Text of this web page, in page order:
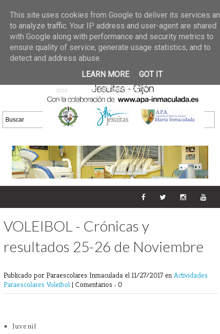
02 jun 2026
GALERIA DE FOTOS
30/05/2026
25 may 2026
GALERIA
DE FOTOS 23/05/2026
20 may
2026
GALERIA DE FOTOS
16/05/2026
DE FOTOS 09/05/2026
28 abr
2026
GALERIA DE FOTOS 25 Y
26/04/2026
VOLEIBOL - Crónicas y
resultados 25-26 de Noviembre
Publicado por Paraescolares Inmaculada el 11/27/2017 en Actividades
Paraescolares Voleibol | Comentarios : 0
Juvenil
This site uses cookies from Google to deliver its services
to analyze traffic. Your IP address and user-agent are shared
with Google along with performance and security metrics to
ensure quality of service, generate usage statistics, and to
detect and address abuse.
LEARN MORE
GOT IT